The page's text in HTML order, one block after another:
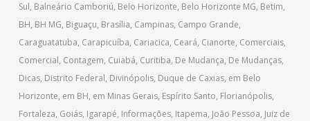
Sul, Balneário Camboriú, Belo Horizonte, Belo Horizonte MG, Betim,
BH, BH MG, Biguaçu, Brasília, Campinas, Campo Grande,
Caraguatatuba, Carapicuíba, Cariacica, Ceará, Cianorte, Comerciais,
Comercial, Contagem, Cuiabá, Curitiba, De Mudança, De Mudanças,
Dicas, Distrito Federal, Divinópolis, Duque de Caxias, em Belo
Horizonte, em BH, em Minas Gerais, Espírito Santo, Florianópolis,
Fortaleza, Goiás, Igarapé, Informações, Itapema, João Pessoa, Juiz de